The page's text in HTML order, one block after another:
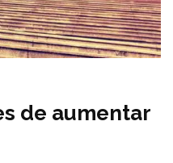
de aumentar